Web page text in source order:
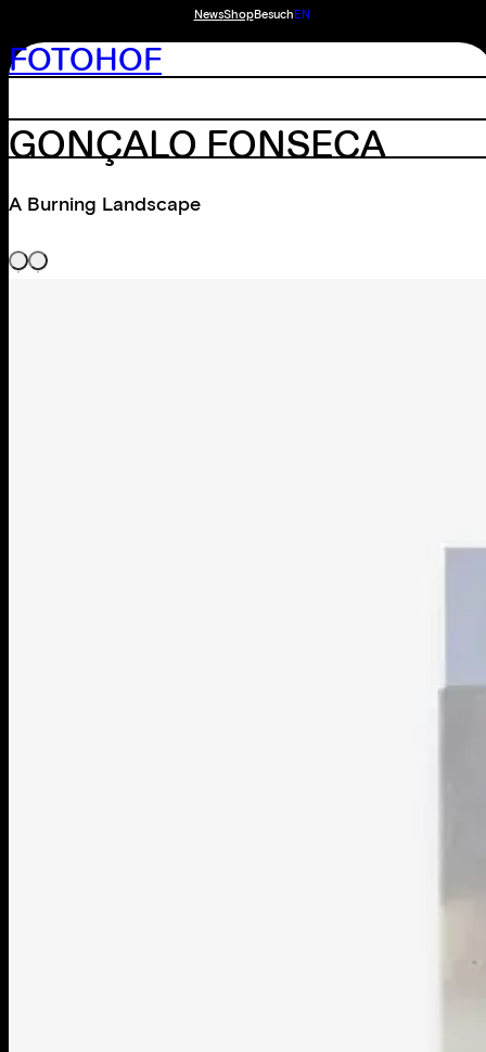
NewsShopBesuchEN
FOTOHOF
GONÇALO FONSECA
A Burning Landscape